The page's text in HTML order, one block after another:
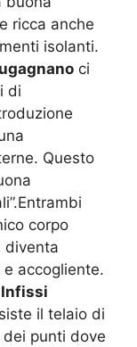
ricca anche
isolanti.
ci
di
Questo
corpo
diventa
accogliente.
Infissi
il telaio di
punti dove